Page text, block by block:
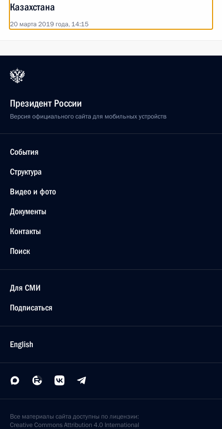
Казахстана
20 марта 2019 года, 14:15
Президент России
Версия официального сайта для мобильных устройств
События
Структура
Видео и фото
Документы
Контакты
Поиск
Для СМИ
Подписаться
English
Все материалы сайта доступны по лицензии:
Creative Commons Attribution 4.0 International